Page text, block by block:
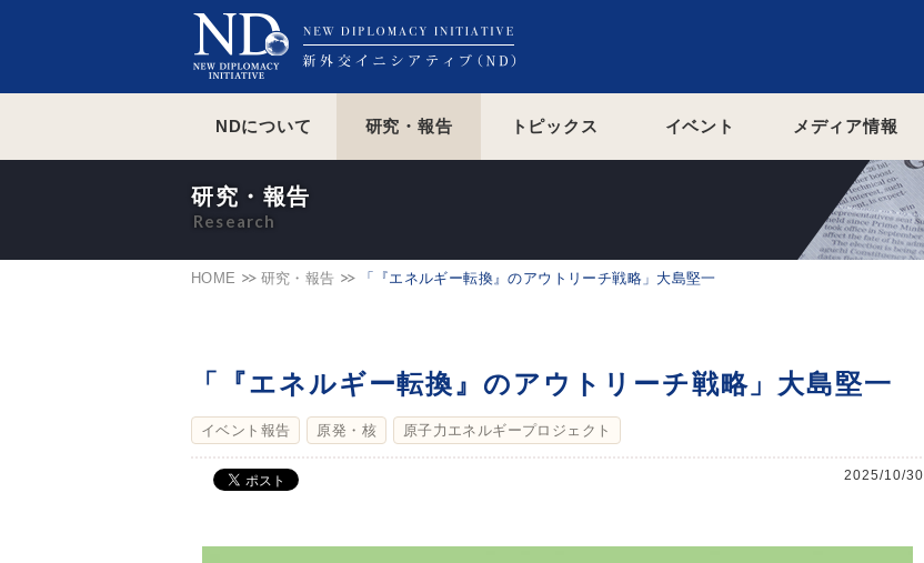
NDについて 研究・報告 トピックス イベント メディア情報
HOME 研究・報告 「『エネルギー転換』のアウトリーチ戦略」大島堅一
研究・報告
「『エネルギー転換』のアウトリーチ戦略」大島堅一
イベント報告 原発・核 原子力エネルギープロジェクト
2025/10/30